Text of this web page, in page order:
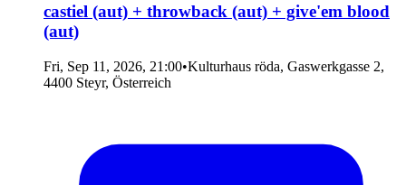
castiel (aut) + throwback (aut) + give'em blood
(aut)
Fri, Sep 11, 2026, 21:00•Kulturhaus röda, Gaswerkgasse 2,
4400 Steyr, Österreich